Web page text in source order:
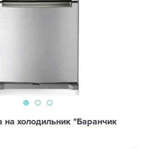
на холодильник "Баранчик